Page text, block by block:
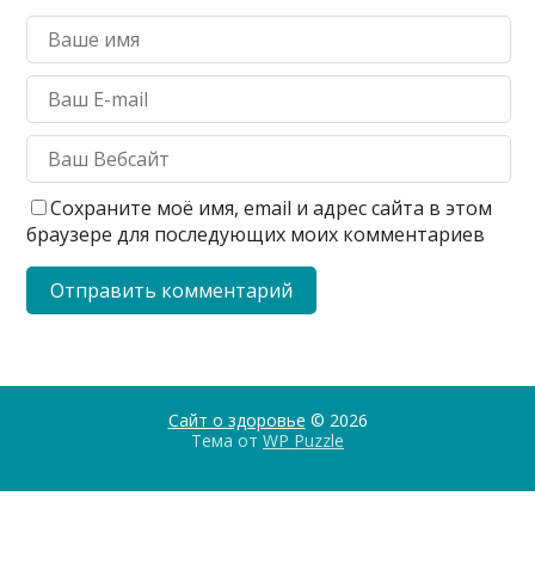
Сохраните моё имя, email и адрес сайта в этом
браузере для последующих моих комментариев
Сайт о здоровье © 2026
Тема от WP Puzzle